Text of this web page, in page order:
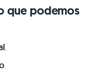
que podemos
.
.